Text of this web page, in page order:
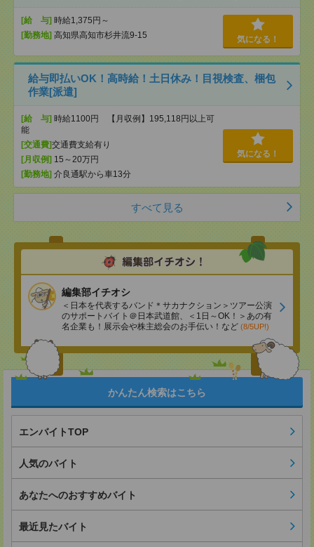
[給 与] 時給1,375円～
[勤務地] 高知県高知市杉井流9-15 気になる！
給与即払いOK！高時給！土日休み！目視検査、梱包
作業[派遣]
[給 与] 時給1100円 【月収例】195,118円以上可
能
[交通費]交通費支給有り
[月収例] 15～20万円
[勤務地] 介良通駅から車13分
気になる！
すべて見る
編集部イチオシ
＜日本を代表するバンド＊サカナクション＞ツアー公演
のサポートバイト＠日本武道館、＜1日～OK！＞あの有
名企業も！展示会や株主総会のお手伝い！など (8/5UP!)
かんたん検索はこちら
エンバイトTOP
人気のバイト
あなたへのおすすめバイト
最近見たバイト